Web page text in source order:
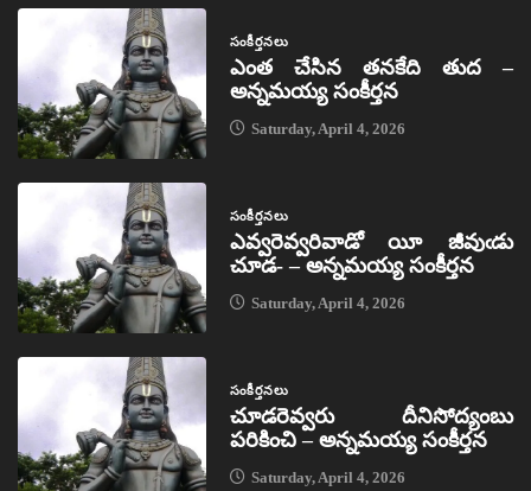
సంకీర్తనలు
ఎంత చేసిన తనకేది తుద –
అన్నమయ్య సంకీర్తన
Saturday, April 4, 2026
సంకీర్తనలు
ఎవ్వరెవ్వరివాడో యీ జీవుఁడు
చూడ- – అన్నమయ్య సంకీర్తన
Saturday, April 4, 2026
సంకీర్తనలు
చూడరెవ్వరు దీనిసోద్యంబు
పరికించి – అన్నమయ్య సంకీర్తన
Saturday, April 4, 2026